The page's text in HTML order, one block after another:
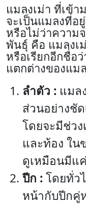
แมลงเม่า ที่เข้
จะเป็นแมลงที่อ
หรือไม่ว่าความ
พันธุ์ คือ แมลงเ
หรือเรียกอีกชื่อ
แตกต่างของแม
ลำตัว : แมล
ส่วนอย่างชั
โดยจะมีช่ว
และท้อง ใน
ดูเหมือนมีแ
ปีก : โดยทั่ว
หน้ากับปีกคู่